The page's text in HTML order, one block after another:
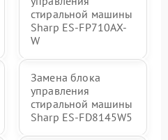
стиральной машины
Sharp ES-FP710AX-
W
Замена блока
управления
стиральной машины
Sharp ES-FD8145W5